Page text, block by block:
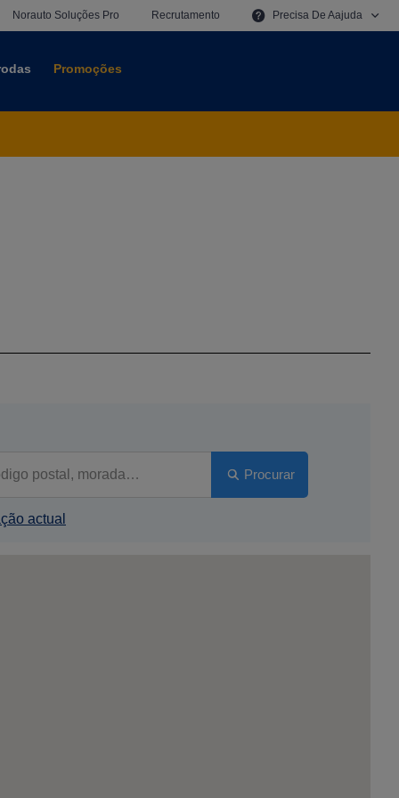
Norauto Soluções Pro Recrutamento Precisa De AAJuda
Promoções
Procurar
actual